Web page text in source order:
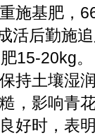
施基肥，
活后勤施
15-20kg
持土壤湿
，影响青
好时，表